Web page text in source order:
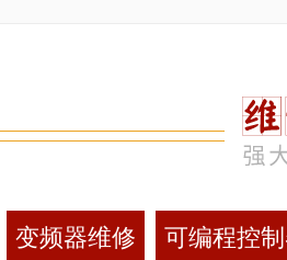
变频器维修 可编程控